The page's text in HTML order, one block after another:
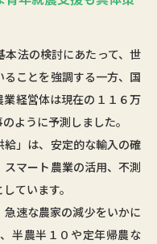
法の検討にあたって、世
ことを強調する一方、国
経営体は現在の１１６万
ように予測しました。
」は、安定的な輸入の確
マート農業の活用、不測
ています。
速な農家の減少をいかに
半農半１０や定年帰農な